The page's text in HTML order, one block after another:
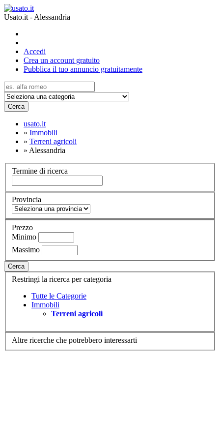
Usato.it - Alessandria
Accedi
Crea un account gratuito
Pubblica il tuo annuncio gratuitamente
Cerca
usato.it
» Immobili
» Terreni agricoli
» Alessandria
Termine di ricerca
Provincia
Prezzo
Minimo
Massimo
Cerca
Restringi la ricerca per categoria
Tutte le Categorie
Immobili
Terreni agricoli
Altre ricerche che potrebbero interessarti